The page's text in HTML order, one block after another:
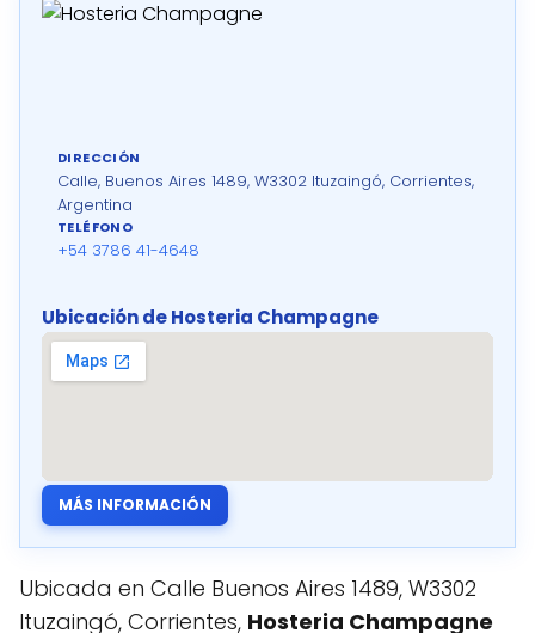
DIRECCIÓN
Calle, Buenos Aires 1489, W3302 Ituzaingó, Corrientes,
Argentina
TELÉFONO
+54 3786 41-4648
Ubicación de Hosteria Champagne
MÁS INFORMACIÓN
Ubicada en Calle Buenos Aires 1489, W3302
Ituzaingó, Corrientes, Hosteria Champagne